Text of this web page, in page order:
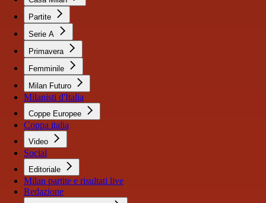
Partite
Serie A
Primavera
Femminile
Milan Futuro
Milanisti d'Italia
Coppe Europee
Coppa italia
Video
Social
Editoriale
Milan partite e risultati live
Redazione